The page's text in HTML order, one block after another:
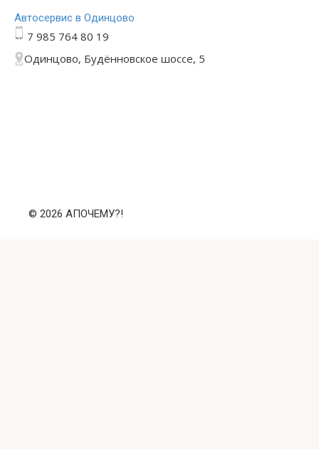
Автосервис в Одинцово
7 985 764 80 19
Одинцово, Будённовское шоссе, 5
© 2026 АПОЧЕМУ?!